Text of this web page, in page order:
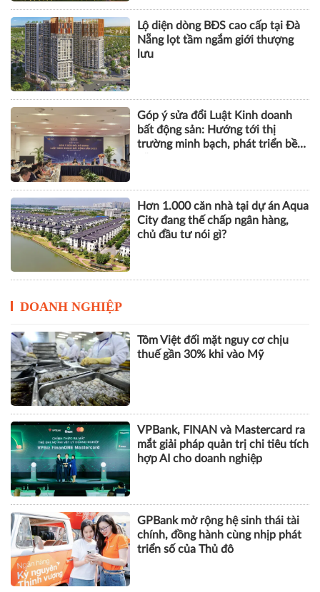
Khu phố thương mại SOHO tại
The Global City: Nơi bản sắc giao
thương song hành nhịp sống toàn
Lộ diện dòng BĐS cao cấp tại Đà
Nẵng lọt tầm ngắm giới thượng
lưu
Góp ý sửa đổi Luật Kinh doanh
bất động sản: Hướng tới thị
trường minh bạch, phát triển bền
DOANH NGHIỆP
Tôm Việt đối mặt nguy cơ chịu
thuế gần 30% khi vào Mỹ
VPBank, FINAN và Mastercard ra
mắt giải pháp quản trị chi tiêu tích
hợp AI cho doanh nghiệp